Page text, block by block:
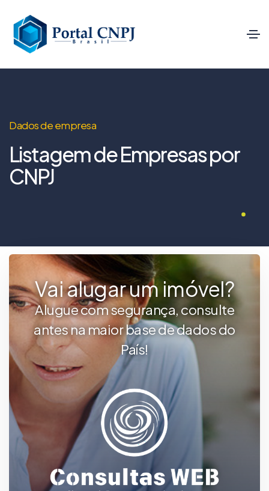
Dados de empresa
Listagem de Empresas por
CNPJ
Vai alugar um imóvel?
Alugue com segurança, consulte
antes na maior base de dados do
País!